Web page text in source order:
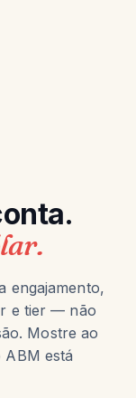
engajamento,
e tier — não
Mostre ao
ABM está